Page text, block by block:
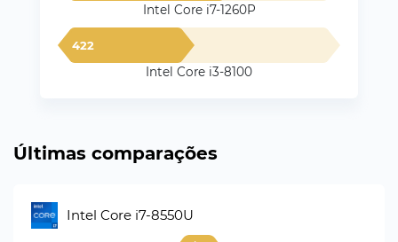
Intel Core i7-1260P
422
Intel Core i3-8100
Últimas comparações
Intel Core i7-8550U